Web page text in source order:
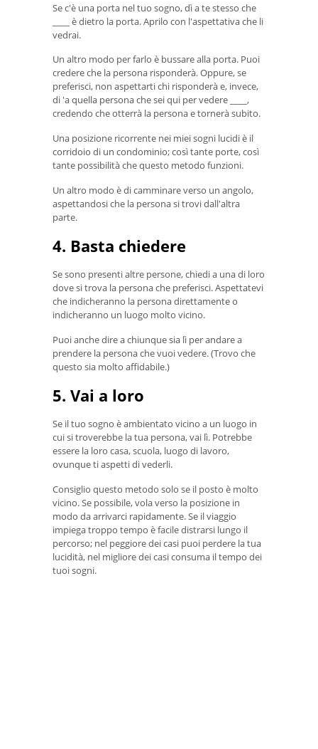
Se c'è una porta nel tuo sogno, dì a te stesso che
____ è dietro la porta. Aprilo con l'aspettativa che li
vedrai.
Un altro modo per farlo è bussare alla porta. Puoi
credere che la persona risponderà. Oppure, se
preferisci, non aspettarti chi risponderà e, invece,
di 'a quella persona che sei qui per vedere ____,
credendo che otterrà la persona e tornerà subito.
Una posizione ricorrente nei miei sogni lucidi è il
corridoio di un condominio; così tante porte, così
tante possibilità che questo metodo funzioni.
Un altro modo è di camminare verso un angolo,
aspettandosi che la persona si trovi dall'altra
parte.
4. Basta chiedere
Se sono presenti altre persone, chiedi a una di loro
dove si trova la persona che preferisci. Aspettatevi
che indicheranno la persona direttamente o
indicheranno un luogo molto vicino.
Puoi anche dire a chiunque sia lì per andare a
prendere la persona che vuoi vedere. (Trovo che
questo sia molto affidabile.)
5. Vai a loro
Se il tuo sogno è ambientato vicino a un luogo in
cui si troverebbe la tua persona, vai lì. Potrebbe
essere la loro casa, scuola, luogo di lavoro,
ovunque ti aspetti di vederli.
Consiglio questo metodo solo se il posto è molto
vicino. Se possibile, vola verso la posizione in
modo da arrivarci rapidamente. Se il viaggio
impiega troppo tempo è facile distrarsi lungo il
percorso; nel peggiore dei casi puoi perdere la tua
lucidità, nel migliore dei casi consuma il tempo dei
tuoi sogni.